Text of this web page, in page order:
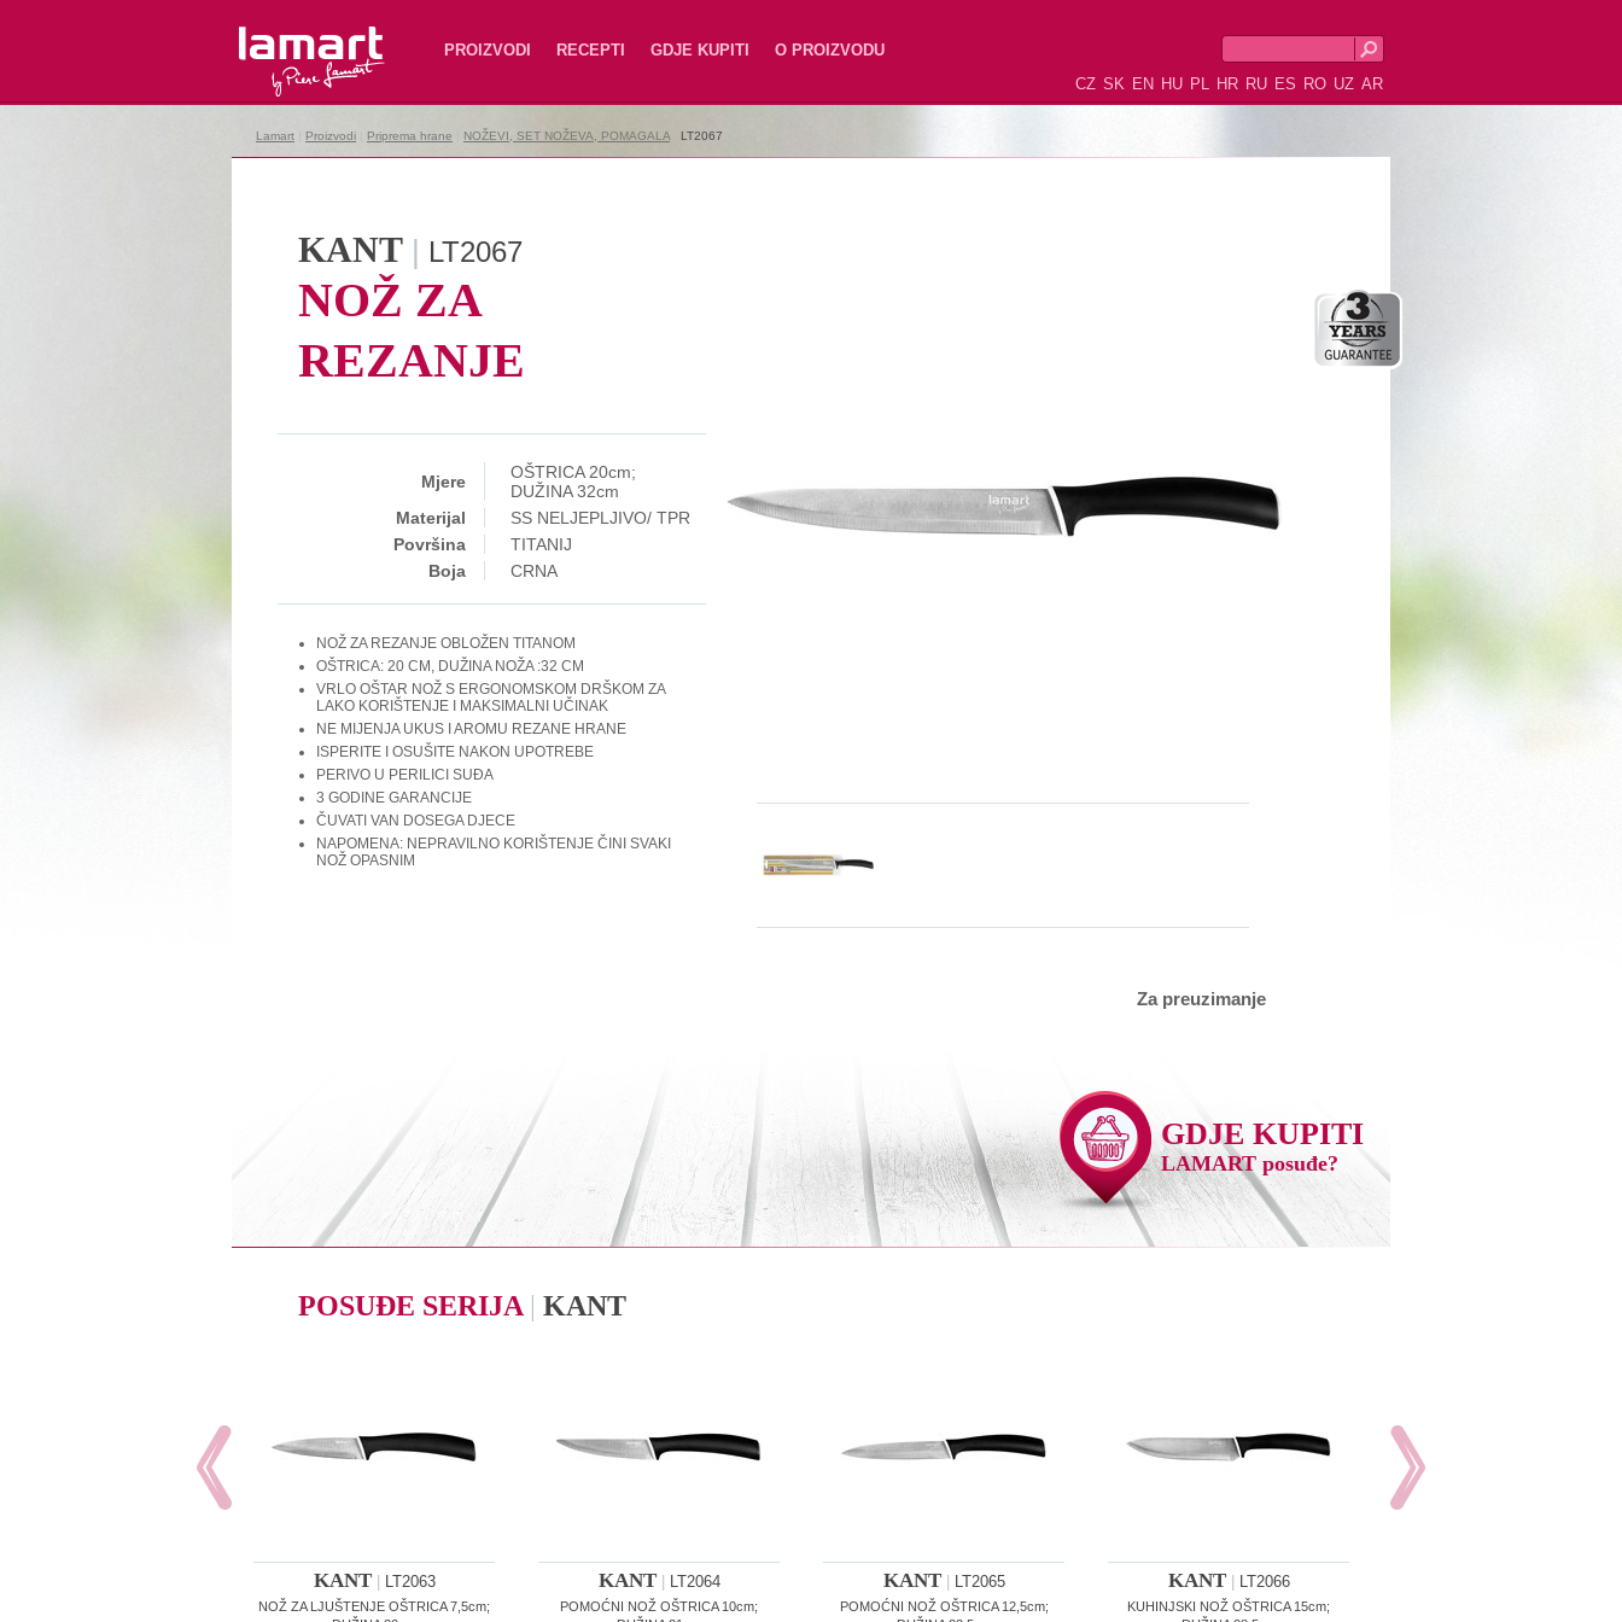
Lamart PROIZVODI RECEPTI GDJE KUPITI
O PROIZVODU
CZ SK EN HU PL HR RU ES RO UZ AR
Lamart Proizvodi Priprema hrane NOŽEVI, SET NOŽEVA, POMAGALA LT2067
Za preuzimanje
KANT | LT2067
NOŽ ZA
REZANJE
Mjere
OŠTRICA 20cm;
DUŽINA 32cm
Materijal
SS NELJEPLJIVO/ TPR
Površina
TITANIJ
Boja
CRNA
NOŽ ZA REZANJE OBLOŽEN TITANOM
OŠTRICA: 20 CM, DUŽINA NOŽA :32 CM
VRLO OŠTAR NOŽ S ERGONOMSKOM DRŠKOM ZA
LAKO KORIŠTENJE I MAKSIMALNI UČINAK
NE MIJENJA UKUS I AROMU REZANE HRANE
ISPERITE I OSUŠITE NAKON UPOTREBE
PERIVO U PERILICI SUĐA
3 GODINE GARANCIJE
ČUVATI VAN DOSEGA DJECE
NAPOMENA: NEPRAVILNO KORIŠTENJE ČINI SVAKI
NOŽ OPASNIM
GDJE KUPITI
LAMART posuđe?
POSUĐE SERIJA | KANT
KANT| LT2063
NOŽ ZA LJUŠTENJE OŠTRICA 7,5cm;
KANT| LT2064
POMOĆNI NOŽ OŠTRICA 10cm;
KANT| LT2065
POMOĆNI NOŽ OŠTRICA 12,5cm;
KANT| LT2066
KUHINJSKI NOŽ OŠTRICA 15cm;